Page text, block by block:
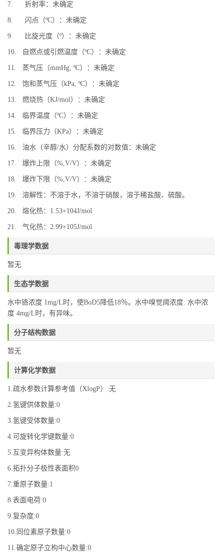
7. 折射率：未确定
8. 闪点（ºC）：未确定
9. 比旋光度（º）：未确定
10. 自燃点或引燃温度（ºC）：未确定
11. 蒸气压（mmHg, ºC）：未确定
12. 饱和蒸气压（kPa, ºC）：未确定
13. 燃烧热（KJ/mol）：未确定
14. 临界温度（ºC）：未确定
15. 临界压力（KPa）：未确定
16. 油水（辛醇/水）分配系数的对数值：未确定
17. 爆炸上限（%,V/V）：未确定
18. 爆炸下限（%,V/V）：未确定
19. 溶解性：不溶于水，不溶于硝酸，溶于稀盐酸、硫酸。
20. 熔化热：1.53×104J/mol
21. 气化热：2.99×105J/mol
毒理学数据
暂无
生态学数据
水中铬浓度 1mg/L时，使BoD5降低18％。水中嗅觉阈浓度: 水中浓
度 4mg/L时，有异味。
分子结构数据
暂无
计算化学数据
1.疏水参数计算参考值（XlogP）:无
2.氢键供体数量:0
3.氢键受体数量:0
4.可旋转化学键数量:0
5.互变异构体数量:无
6.拓扑分子极性表面积0
7.重原子数量:1
8.表面电荷:0
9.复杂度:0
10.同位素原子数量:0
11.确定原子立构中心数量:0